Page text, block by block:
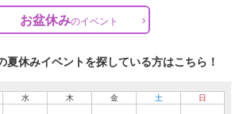
お盆休みのイベント
夏休みイベントを探している方はこちら！
水 木 金 土 日